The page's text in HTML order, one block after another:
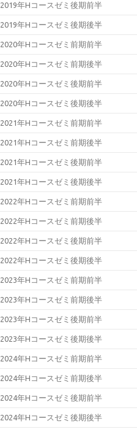
2019年Hコースゼミ後期前半
2019年Hコースゼミ後期後半
2020年Hコースゼミ前期前半
2020年Hコースゼミ前期後半
2020年Hコースゼミ後期前半
2020年Hコースゼミ後期後半
2021年Hコースゼミ前期前半
2021年Hコースゼミ前期後半
2021年Hコースゼミ後期前半
2021年Hコースゼミ後期後半
2022年Hコースゼミ前期前半
2022年Hコースゼミ前期後半
2022年Hコースゼミ後期前半
2022年Hコースゼミ後期後半
2023年Hコースゼミ前期前半
2023年Hコースゼミ前期後半
2023年Hコースゼミ後期前半
2023年Hコースゼミ後期後半
2024年Hコースゼミ前期前半
2024年Hコースゼミ前期後半
2024年Hコースゼミ後期前半
2024年Hコースゼミ後期後半